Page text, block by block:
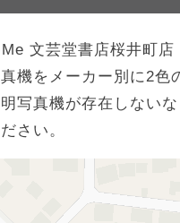
文芸堂書店桜井町
機をメーカー別に2色
写真機が存在しない
さい。